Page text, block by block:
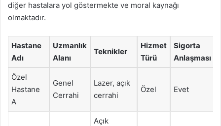
diğer hastalara yol göstermekte ve moral kaynağı
olmaktadır.
Hastane
Adı
Uzmanlık
Alanı
Teknikler
Hizmet
Türü
Sigorta
Anlaşması
Özel
Hastane
A
Genel
Cerrahi
Lazer, açık
cerrahi
Özel Evet
Açık